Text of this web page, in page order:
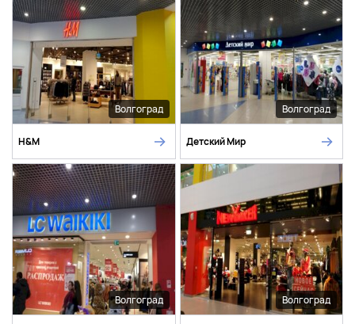
Волгоград
H&M
Волгоград
Детский Мир
Волгоград Волгоград